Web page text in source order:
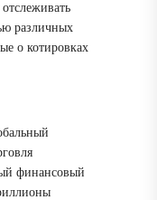
различных
о котировках
финансовый